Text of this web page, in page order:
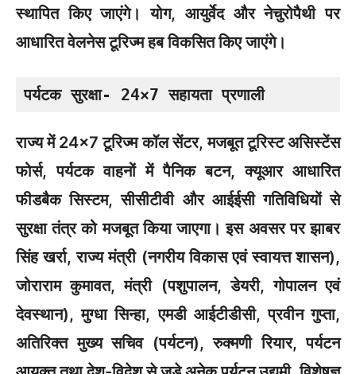
स्थापित किए जाएंगे। योग, आयुर्वेद और नेचुरोपैथी पर
आधारित वेलनेस टूरिज्म हब विकसित किए जाएंगे।
पर्यटक सुरक्षा- 24×7 सहायता प्रणाली
राज्य में 24×7 टूरिज्म कॉल सेंटर, मजबूत टूरिस्ट असिस्टेंस
फोर्स, पर्यटक वाहनों में पैनिक बटन, क्यूआर आधारित
फीडबैक सिस्टम, सीसीटीवी और आईईसी गतिविधियों से
सुरक्षा तंत्र को मजबूत किया जाएगा। इस अवसर पर झाबर
सिंह खर्रा, राज्य मंत्री (नगरीय विकास एवं स्वायत्त शासन),
जोराराम कुमावत, मंत्री (पशुपालन, डेयरी, गोपालन एवं
देवस्थान), मुग्धा सिन्हा, एमडी आईटीडीसी, प्रवीन गुप्ता,
अतिरिक्त मुख्य सचिव (पर्यटन), रुक्मणी रियार, पर्यटन